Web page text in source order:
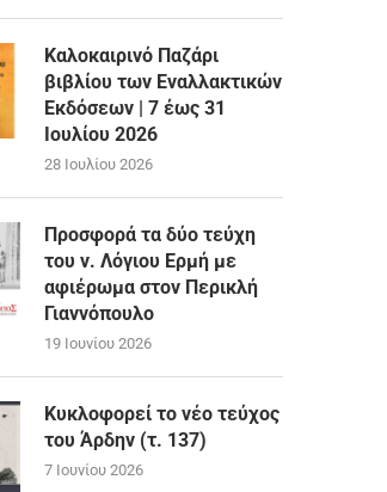
Καλοκαιρινό Παζάρι
βιβλίου των Εναλλακτικών
Εκδόσεων | 7 έως 31
Ιουλίου 2026
28 Ιουλίου 2026
Προσφορά τα δύο τεύχη
του ν. Λόγιου Ερμή με
αφιέρωμα στον Περικλή
Γιαννόπουλο
19 Ιουνίου 2026
Κυκλοφορεί το νέο τεύχος
του Άρδην (τ. 137)
7 Ιουνίου 2026